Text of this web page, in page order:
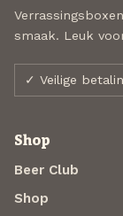
smaak. Leuk
✓ Veilige
Shop
Beer Club
Shop